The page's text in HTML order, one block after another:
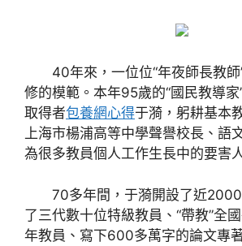
40年來，一位位“年夜師長教
修的模範。本年95歲的“國民教導
取得者包養網心得于漪，躬耕基本
上海市楊浦高等中學聲譽校長、語
為很多教員個人工作生長中的要害
70多年間，于漪開設了近
了三代數十位特級教員、“帶教”全
年教員、寫下600多萬字的論文專